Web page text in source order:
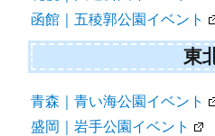
函館｜五稜郭公園イベント
東
青森｜青い海公園イベント
盛岡｜岩手公園イベント